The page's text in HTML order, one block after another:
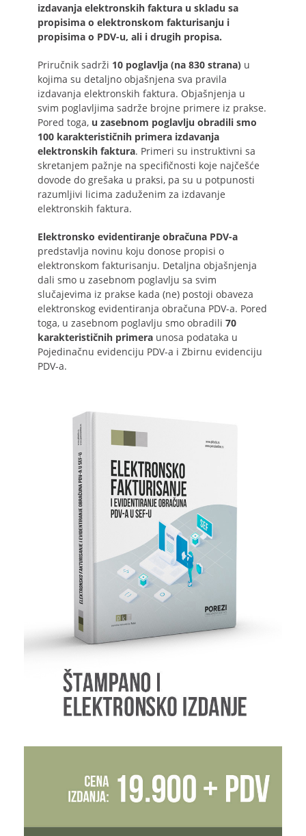
izdavanja elektronskih faktura u skladu sa
propisima o elektronskom fakturisanju i
propisima o PDV-u, ali i drugih propisa.
Priručnik sadrži 10 poglavlja (na 830 strana) u
kojima su detaljno objašnjena sva pravila
izdavanja elektronskih faktura. Objašnjenja u
svim poglavljima sadrže brojne primere iz prakse.
Pored toga, u zasebnom poglavlju obradili smo
100 karakterističnih primera izdavanja
elektronskih faktura. Primeri su instruktivni sa
skretanjem pažnje na specifičnosti koje najčešće
dovode do grešaka u praksi, pa su u potpunosti
razumljivi licima zaduženim za izdavanje
elektronskih faktura.
Elektronsko evidentiranje obračuna PDV-a
predstavlja novinu koju donose propisi o
elektronskom fakturisanju. Detaljna objašnjenja
dali smo u zasebnom poglavlju sa svim
slučajevima iz prakse kada (ne) postoji obaveza
elektronskog evidentiranja obračuna PDV-a. Pored
toga, u zasebnom poglavlju smo obradili 70
karakterističnih primera unosa podataka u
Pojedinačnu evidenciju PDV-a i Zbirnu evidenciju
PDV-a.